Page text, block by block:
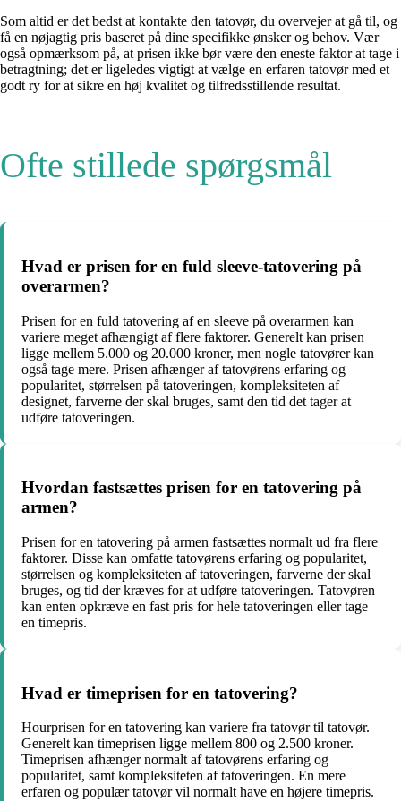
Som altid er det bedst at kontakte den tatovør, du overvejer at gå til, og
få en nøjagtig pris baseret på dine specifikke ønsker og behov. Vær
også opmærksom på, at prisen ikke bør være den eneste faktor at tage i
betragtning; det er ligeledes vigtigt at vælge en erfaren tatovør med et
godt ry for at sikre en høj kvalitet og tilfredsstillende resultat.
Ofte stillede spørgsmål
Hvad er prisen for en fuld sleeve-tatovering på
overarmen?
Prisen for en fuld tatovering af en sleeve på overarmen kan
variere meget afhængigt af flere faktorer. Generelt kan prisen
ligge mellem 5.000 og 20.000 kroner, men nogle tatovører kan
også tage mere. Prisen afhænger af tatovørens erfaring og
popularitet, størrelsen på tatoveringen, kompleksiteten af
designet, farverne der skal bruges, samt den tid det tager at
udføre tatoveringen.
Hvordan fastsættes prisen for en tatovering på
armen?
Prisen for en tatovering på armen fastsættes normalt ud fra flere
faktorer. Disse kan omfatte tatovørens erfaring og popularitet,
størrelsen og kompleksiteten af tatoveringen, farverne der skal
bruges, og tid der kræves for at udføre tatoveringen. Tatovøren
kan enten opkræve en fast pris for hele tatoveringen eller tage
en timepris.
Hvad er timeprisen for en tatovering?
Hourprisen for en tatovering kan variere fra tatovør til tatovør.
Generelt kan timeprisen ligge mellem 800 og 2.500 kroner.
Timeprisen afhænger normalt af tatovørens erfaring og
popularitet, samt kompleksiteten af tatoveringen. En mere
erfaren og populær tatovør vil normalt have en højere timepris.